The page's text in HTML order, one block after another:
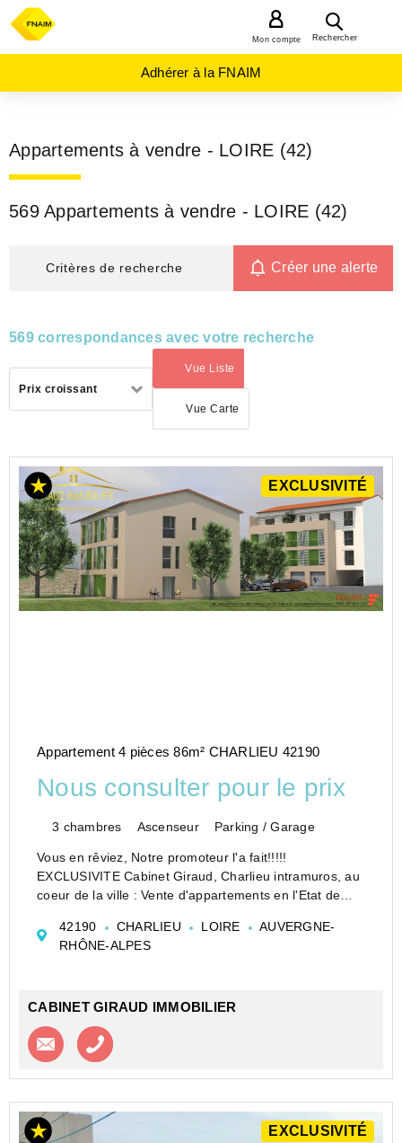
Rechercher
Mon compte
Adhérer à la FNAIM
Appartements à vendre - LOIRE (42)
569 Appartements à vendre - LOIRE (42)
Critères de recherche Créer une alerte
569 correspondances avec votre recherche
Prix croissant
Vue Liste
(activé)
Vue Carte
ACHAT
APPARTEMENT
AUVERGNE-
RHÔNE-
ALPES
LOIRE
(42)
EXCLUSIVITÉ
Appartement 4 pièces 86m² CHARLIEU 42190
Nous consulter pour le prix
3 chambres Ascenseur Parking / Garage
Vous en rêviez, Notre promoteur l'a fait!!!!!
EXCLUSIVITE Cabinet Giraud, Charlieu intramuros, au
coeur de la ville : Vente d'appartements en l'Etat de
composé de deux bâtiments de 6 appartements avec ...
42190 CHARLIEU LOIRE
AUVERGNE-
RHÔNE-ALPES
CABINET GIRAUD IMMOBILIER
Contacter l'agence
EXCLUSIVITÉ